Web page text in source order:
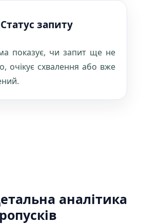
Статус запиту
показує, чи запит ще не
очікує схвалення або вже
аналітика